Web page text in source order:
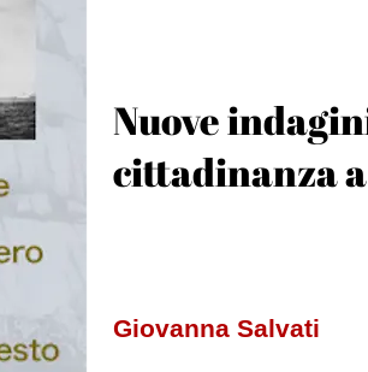
Nuove
cittadinanza
Giovanna Salvati